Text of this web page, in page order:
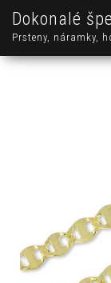
Dokonalé
Prsteny, náramky,